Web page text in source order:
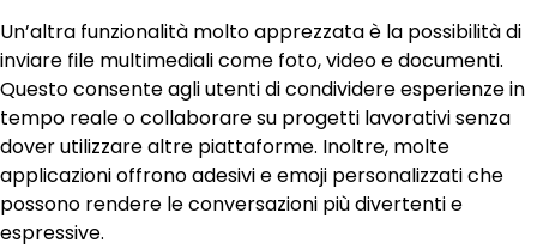
Un’altra funzionalità molto apprezzata è la possibilità di
inviare file multimediali come foto, video e documenti.
Questo consente agli utenti di condividere esperienze in
tempo reale o collaborare su progetti lavorativi senza
dover utilizzare altre piattaforme. Inoltre, molte
applicazioni offrono adesivi e emoji personalizzati che
possono rendere le conversazioni più divertenti e
espressive.